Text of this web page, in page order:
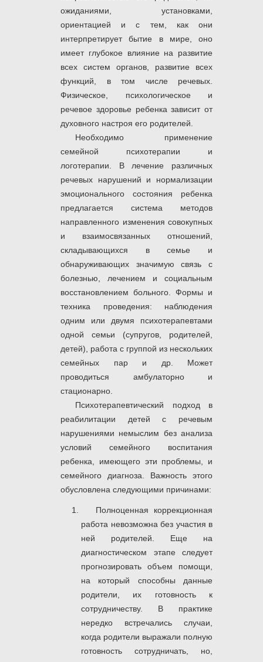
ожиданиями, установками,
ориентацией и с тем, как они
интерпретирует бытие в мире, оно
имеет глубокое влияние на развитие
всех систем органов, развитие всех
функций, в том числе речевых.
Физическое, психологическое и
речевое здоровье ребенка зависит от
духовного настроя его родителей.
Необходимо применение
семейной психотерапии и
логотерапии. В лечение различных
речевых нарушений и нормализации
эмоционального состояния ребенка
предлагается система методов
направленного изменения совокупных
и взаимосвязанных отношений,
складывающихся в семье и
обнаруживающих значимую связь с
болезнью, лечением и социальным
восстановлением больного. Формы и
техника проведения: наблюдения
одним или двумя психотерапевтами
одной семьи (супругов, родителей,
детей), работа с группой из нескольких
семейных пар и др. Может
проводиться амбулаторно и
стационарно.
Психотерапевтический подход в
реабилитации детей с речевым
нарушениями немыслим без анализа
условий семейного воспитания
ребенка, имеющего эти проблемы, и
семейного диагноза. Важность этого
обусловлена следующими причинами:
Полноценная коррекционная
работа невозможна без участия в
ней родителей. Еще на
диагностическом этапе следует
прогнозировать объем помощи,
на который способны данные
родители, их готовность к
сотрудничеству. В практике
нередко встречались случаи,
когда родители выражали полную
готовность сотрудничать, но,